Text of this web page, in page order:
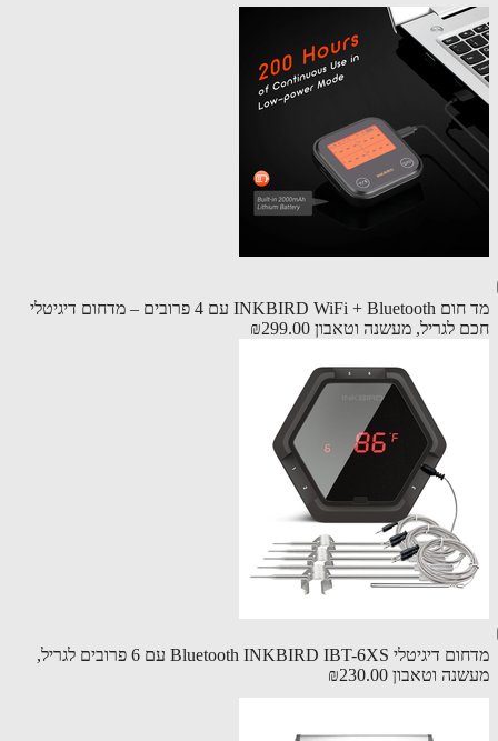
מד חום INKBIRD WiFi + Bluetooth עם 4 פרובים – מדחום דיגיטלי
לגריל, מעשנה וטאבון ₪299.00
מדחום דיגיטלי Bluetooth INKBIRD IBT-6XS עם 6 פרובים לגריל,
וטאבון ₪230.00